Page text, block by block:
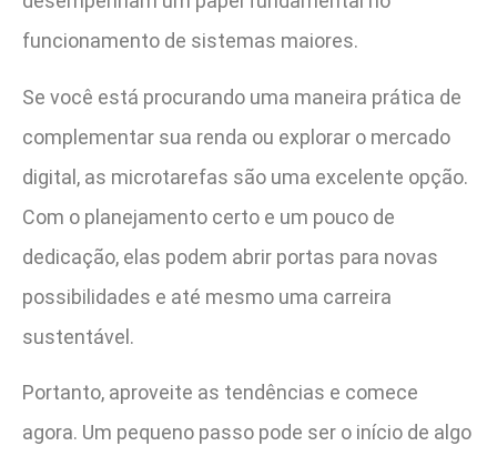
funcionamento de sistemas maiores.
Se você está procurando uma maneira prática de
complementar sua renda ou explorar o mercado
digital, as microtarefas são uma excelente opção.
Com o planejamento certo e um pouco de
dedicação, elas podem abrir portas para novas
possibilidades e até mesmo uma carreira
sustentável.
Portanto, aproveite as tendências e comece
agora. Um pequeno passo pode ser o início de algo